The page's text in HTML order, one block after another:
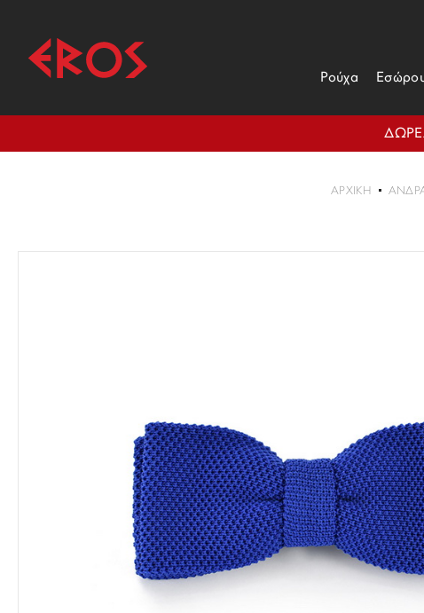
Ρούχα
ΑΡΧΙΚΉ